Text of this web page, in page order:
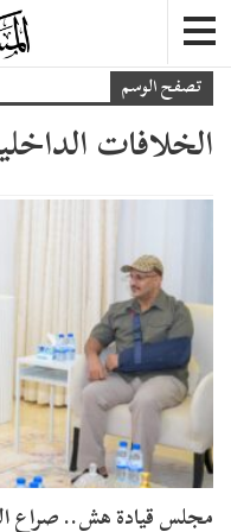
تصفح الوسم
الخلافات
مجلس قيادة هش.. صراع